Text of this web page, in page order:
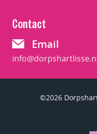
Contact
Email
©2026